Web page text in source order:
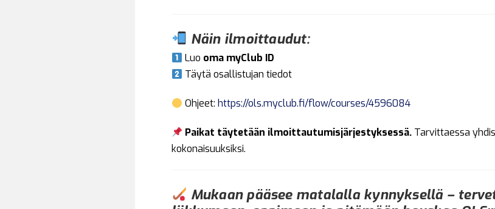
Näin ilmoittaudut:
Luo oma myClub ID
Täytä osallistujan tiedot
Ohjeet:https://ols.myclub.fi/flow/courses/4596084
Paikat täytetään ilmoittautumisjärjestyksessä. Tarvittaessa
kokonaisuuksiksi.
Mukaan pääsee matalalla kynnyksellä –